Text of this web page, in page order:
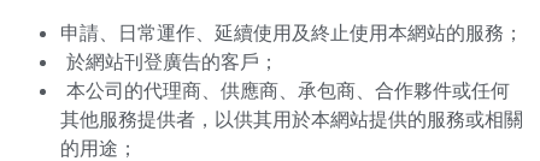
申請、日常運作、延續使用及終止使用本網站的服務；
於網站刊登廣告的客戶；
本公司的代理商、供應商、承包商、合作夥件或任何
其他服務提供者，以供其用於本網站提供的服務或相關
的用途；